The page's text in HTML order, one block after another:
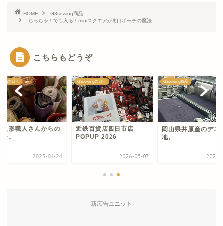
HOME
G3sewing商品
ちっちゃ！でも入る！miniスクエアがま口ポーチの魔法
こちらもどうぞ
の日々
人形職人さんからの
。
2023-01-24
G3sewingの日々
近鉄百貨店四日市店
POPUP 2026
2026-05-07
G3sewing商品
岡山県井原産のデニ
地。
2023-
新広告ユニット